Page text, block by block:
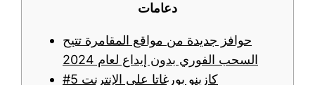
دعامات
حوافز جديدة من مواقع المقامرة تتيح
السحب الفوري بدون إيداع لعام 2024
#5 كازينو بورغاتا على الإنترنت